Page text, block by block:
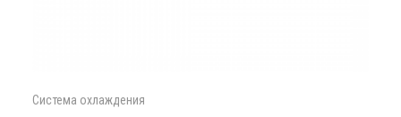
Система охлаждения